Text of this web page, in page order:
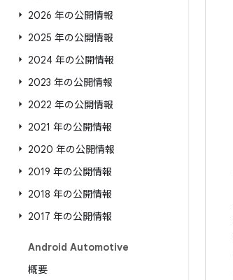
2026 年の公開情報
2025 年の公開情報
2024 年の公開情報
2023 年の公開情報
2022 年の公開情報
2021 年の公開情報
2020 年の公開情報
2019 年の公開情報
2018 年の公開情報
2017 年の公開情報
Android Automotive
概要